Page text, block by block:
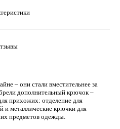
– они стали вместительнее за
дополнительный крючок –
прихожих: отделение для
и металлические крючки для
предметов одежды.